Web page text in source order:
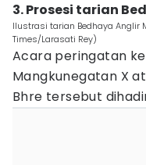
3. Prosesi tarian
Ilustrasi tarian Bedhaya Anglir
Times/Larasati Rey)
Acara peringatan
Mangkunegatan X
Bhre tersebut